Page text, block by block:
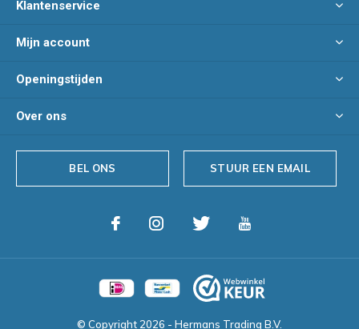
Klantenservice
Mijn account
Openingstijden
Over ons
BEL ONS STUUR EEN EMAIL
© Copyright 2026 - Hermans Trading B.V.